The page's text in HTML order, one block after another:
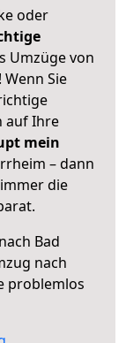
oder
Umzüge von
Sie
auf Ihre
mein
– dann
die
Bad
nach
problemlos